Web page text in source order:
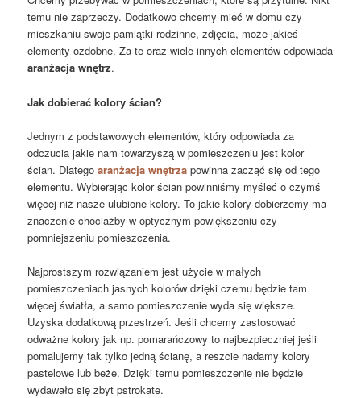
temu nie zaprzeczy. Dodatkowo chcemy mieć w domu czy
mieszkaniu swoje pamiątki rodzinne, zdjęcia, może jakieś
elementy ozdobne. Za te oraz wiele innych elementów odpowiada
aranżacja wnętrz.
Jak dobierać kolory ścian?
Jednym z podstawowych elementów, który odpowiada za
odczucia jakie nam towarzyszą w pomieszczeniu jest kolor
ścian. Dlategoaranżacja wnętrza powinna zacząć się od tego
elementu. Wybierając kolor ścian powinniśmy myśleć o czymś
więcej niż nasze ulubione kolory. To jakie kolory dobierzemy ma
znaczenie chociażby w optycznym powiększeniu czy
pomniejszeniu pomieszczenia.
Najprostszym rozwiązaniem jest użycie w małych
pomieszczeniach jasnych kolorów dzięki czemu będzie tam
więcej światła, a samo pomieszczenie wyda się większe.
Uzyska dodatkową przestrzeń. Jeśli chcemy zastosować
odważne kolory jak np. pomarańczowy to najbezpieczniej jeśli
pomalujemy tak tylko jedną ścianę, a reszcie nadamy kolory
pastelowe lub beże. Dzięki temu pomieszczenie nie będzie
wydawało się zbyt pstrokate.